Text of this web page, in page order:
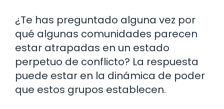
¿Te has preguntado alguna vez por
qué algunas comunidades parecen
estar atrapadas en un estado
perpetuo de conflicto? La respuesta
puede estar en la dinámica de poder
que estos grupos establecen.